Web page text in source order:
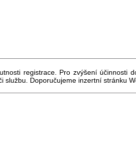
registrace. Pro zvýšení účinnosti
službu. Doporučujeme inzertní stránku